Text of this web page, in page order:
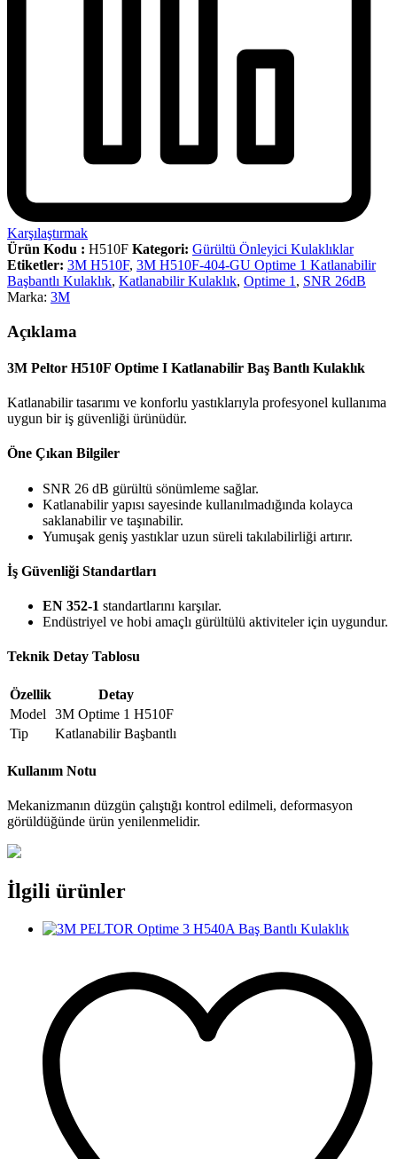
Karşılaştırmak
Ürün Kodu : H510F Kategori: Gürültü Önleyici Kulaklıklar
Etiketler: 3M H510F, 3M H510F-404-GU Optime 1 Katlanabilir
Başbantlı Kulaklık, Katlanabilir Kulaklık, Optime 1 , SNR 26dB
Marka: 3M
Açıklama
3M Peltor H510F Optime I Katlanabilir Baş Bantlı Kulaklık
Katlanabilir tasarımı ve konforlu yastıklarıyla profesyonel kullanıma
uygun bir iş güvenliği ürünüdür.
Öne Çıkan Bilgiler
SNR 26 dB gürültü sönümleme sağlar.
Katlanabilir yapısı sayesinde kullanılmadığında kolayca
saklanabilir ve taşınabilir.
Yumuşak geniş yastıklar uzun süreli takılabilirliği artırır.
İş Güvenliği Standartları
EN 352-1 standartlarını karşılar.
Endüstriyel ve hobi amaçlı gürültülü aktiviteler için uygundur.
Teknik Detay Tablosu
Özellik
Detay
Model
3M Optime 1 H510F
Tip
Katlanabilir Başbantlı
Kullanım Notu
Mekanizmanın düzgün çalıştığı kontrol edilmeli, deformasyon
görüldüğünde ürün yenilenmelidir.
İlgili ürünler